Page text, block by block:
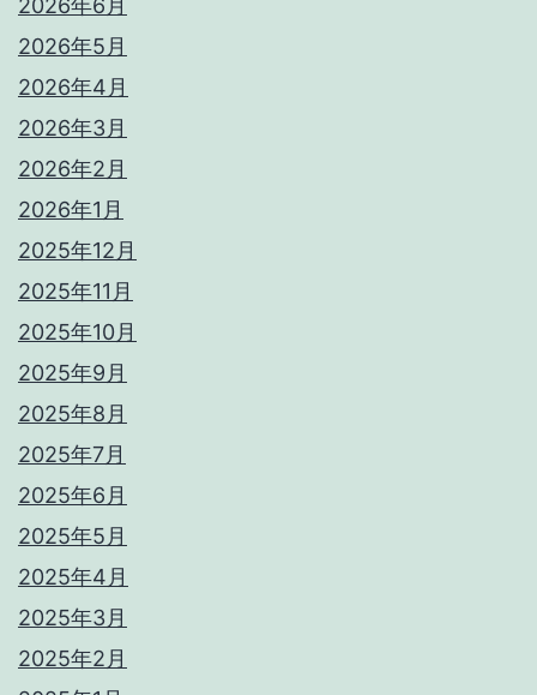
2026年6月
2026年5月
2026年4月
2026年3月
2026年2月
2026年1月
2025年12月
2025年11月
2025年10月
2025年9月
2025年8月
2025年7月
2025年6月
2025年5月
2025年4月
2025年3月
2025年2月